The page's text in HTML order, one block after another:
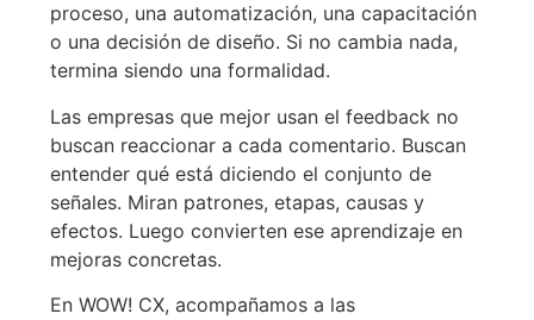
proceso, una automatización, una capacitación
o una decisión de diseño. Si no cambia nada,
termina siendo una formalidad.
Las empresas que mejor usan el feedback no
buscan reaccionar a cada comentario. Buscan
entender qué está diciendo el conjunto de
señales. Miran patrones, etapas, causas y
efectos. Luego convierten ese aprendizaje en
mejoras concretas.
En WOW! CX, acompañamos a las